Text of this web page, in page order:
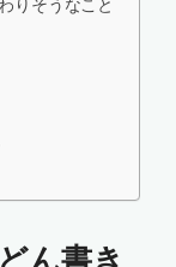
りそうなこと
ん書き